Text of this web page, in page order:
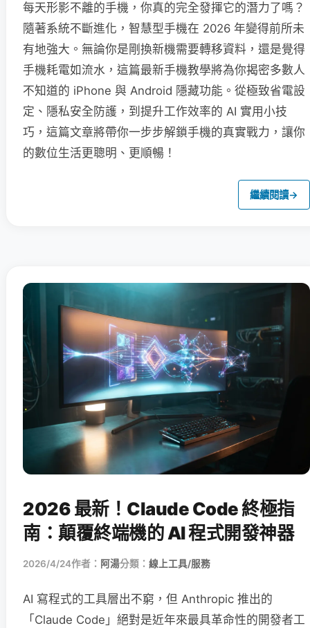
每天形影不離的手機，你真的完全發揮它的潛力了嗎？
隨著系統不斷進化，智慧型手機在 2026 年變得前所未
有地強大。無論你是剛換新機需要轉移資料，還是覺得
手機耗電如流水，這篇最新手機教學將為你揭密多數人
不知道的 iPhone 與 Android 隱藏功能。從極致省電設
定、隱私安全防護，到提升工作效率的 AI 實用小技
巧，這篇文章將帶你一步步解鎖手機的真實戰力，讓你
的數位生活更聰明、更順暢！
繼續閱讀→
2026 最新！Claude Code 終極指
南：顛覆終端機的 AI 程式開發神器
2026/4/24作者： 阿湯分類： 線上工具/服務
AI 寫程式的工具層出不窮，但 Anthropic 推出的
「Claude Code」絕對是近年來最具革命性的開發者工